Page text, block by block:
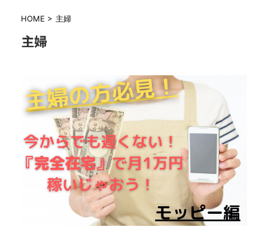
HOME > 主婦
主婦